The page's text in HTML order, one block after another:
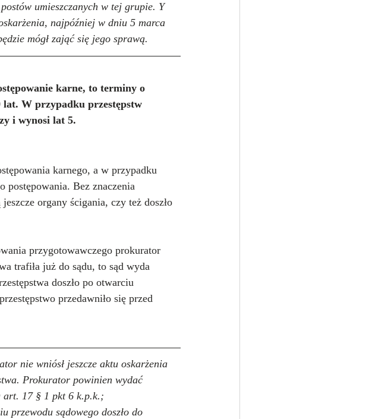
umieszczanych w tej grupie. Y
najpóźniej w dniu 5 marca
mógł zająć się jego sprawą.
karne, to terminy o
lat. W przypadku przestępstw
i wynosi lat 5.
karnego, a w przypadku
postępowania. Bez znaczenia
organy ścigania, czy też doszło
przygotowawczego prokurator
trafiła już do sądu, to sąd wyda
doszło po otwarciu
przedawniło się przed
nie wniósł jeszcze aktu oskarżenia
Prokurator powinien wydać
art. 17 § 1 pkt 6 k.p.k.;
przewodu sądowego doszło do